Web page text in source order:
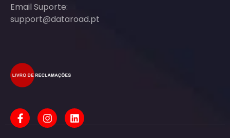
Email Suporte:
support@dataroad.pt